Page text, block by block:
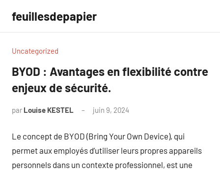
contenu
feuillesdepapier
Uncategorized
BYOD : Avantages en flexibilité contre
enjeux de sécurité.
par Louise KESTEL juin 9, 2024
Le concept de BYOD (Bring Your Own Device), qui
permet aux employés d’utiliser leurs propres appareils
personnels dans un contexte professionnel, est une